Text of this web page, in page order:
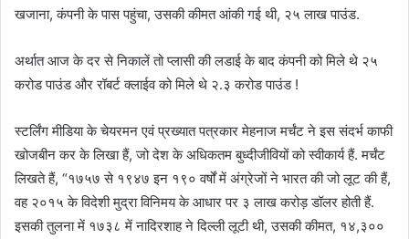
खजाना, कंपनी के पास पहुंचा, उसकी कीमत आंकी गई थी, २५ लाख पाउंड.
अर्थात आज के दर से निकालें तो प्लासी की लडाई के बाद कंपनी को मिले थे २५
करोड पाउंड और रॉबर्ट क्लाईव को मिले थे २.३ करोड पाउंड !
स्टर्लिंग मीडिया के चेयरमन एवं प्रख्यात पत्रकार मेहनाज मर्चंट ने इस संदर्भ काफी
खोजबीन कर के लिखा हैं, जो देश के अधिकतम बुध्दीजीवियों को स्वीकार्य हैं. मर्चंट
लिखते हैं, “१७५७ से १९४७ इन १९० वर्षों में अंग्रेजों ने भारत की जो लूट की हैं,
वह २०१५ के विदेशी मुद्रा विनिमय के आधार पर ३ लाख करोड़ डॉलर होती हैं.
इसकी तुलना में १७३८ में नादिरशाह ने दिल्ली लूटी थी, उसकी कीमत, १४,३००